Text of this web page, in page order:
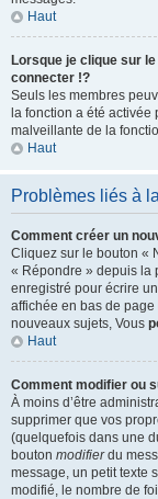
Haut
Lorsque je clique sur
connecter !?
Seuls les membres
la fonction a été activée
malveillante de la
Haut
Problèmes liés à
Comment créer un
Cliquez sur le bouton «
« Répondre » depuis la
enregistré pour écrire
affichée en bas de
nouveaux sujets, Vous
Haut
Comment modifier ou
À moins d’être
supprimer que vos
(quelquefois dans une
bouton modifierdu
message, un petit texte
modifié, le nombre de